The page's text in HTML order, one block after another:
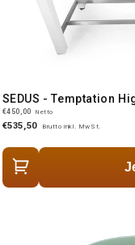
SEDUS - Temptation
€450,00 Netto
€535,50 Brutto inkl. MwSt.